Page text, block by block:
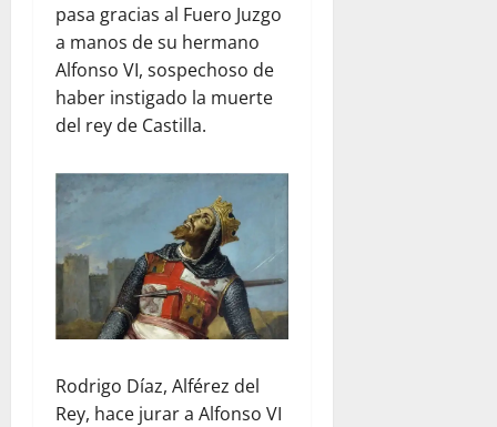
pasa gracias al Fuero Juzgo
a manos de su hermano
Alfonso VI, sospechoso de
haber instigado la muerte
del rey de Castilla.
Rodrigo Díaz, Alférez del
Rey, hace jurar a Alfonso VI